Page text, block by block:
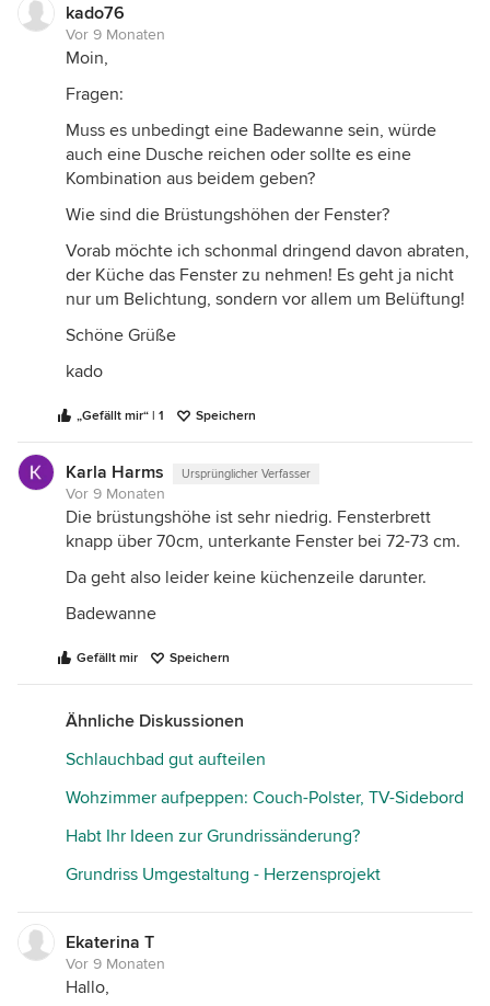
nachdenken, falls zusätzlich Platz für kleine
Utensilien, Gewürze etc. benötigt wird.
Die Küche wird zum Flur hin geöffnet. Dann finden
in der gewonnenen Ecke tiefe Hochschränke Platz.
Die Waschmaschine könnte man dort oder in der
Küchenzeile integrieren. Ein kleiner Tresen als
zusätzliche Arbeitsfläche oder Plätzchen für den
schnellen Snack ist optional...
Dann könnte man nochmal detailliert auf den Flur
(Position Haustür, Zimmertüren...) schauen, wie
man die der Küche gegenüberliegende Wand
"küchenmäßig" gestaltet und mit einbezieht bzw.
wie und ob man die Garderobe gesondert anordnet
Küche ein großzügigeres Raumgefühl beim
Schöne Grüße
kado
kado76
Vor 9 Monaten
Moin,
Fragen:
Muss es unbedingt eine Badewanne sein, würde
auch eine Dusche reichen oder sollte es eine
Kombination aus beidem geben?
Wie sind die Brüstungshöhen der Fenster?
Vorab möchte ich schonmal dringend davon abraten,
der Küche das Fenster zu nehmen! Es geht ja nicht
nur um Belichtung, sondern vor allem um Belüftung!
Schöne Grüße
kado
„Gefällt mir“ | 1 Speichern
Karla Harms Ursprünglicher Verfasser
Vor 9 Monaten
Die brüstungshöhe ist sehr niedrig. Fensterbrett
knapp über 70cm, unterkante Fenster bei 72-73 cm.
Da geht also leider keine küchenzeile darunter.
Badewanne
Gefällt mir Speichern
Ähnliche Diskussionen
Schlauchbad gut aufteilen
Wohzimmer aufpeppen: Couch-Polster, TV-Sidebord
Habt Ihr Ideen zur Grundrissänderung?
Grundriss Umgestaltung - Herzensprojekt
Ekaterina T
Vor 9 Monaten
Hallo,